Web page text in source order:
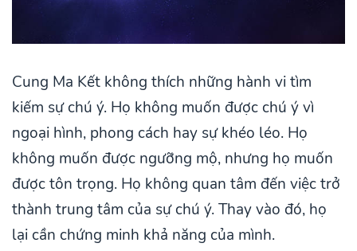
Cung Ma Kết không thích những hành vi tìm
kiếm sự chú ý. Họ không muốn được chú ý vì
ngoại hình, phong cách hay sự khéo léo. Họ
không muốn được ngưỡng mộ, nhưng họ muốn
được tôn trọng. Họ không quan tâm đến việc trở
thành trung tâm của sự chú ý. Thay vào đó, họ
lại cần chứng minh khả năng của mình.